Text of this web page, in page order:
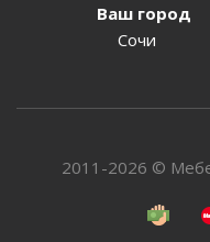
Ваш город
Сочи
2011-2026 ©